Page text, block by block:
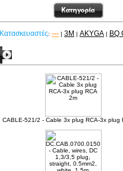
Κατασκευαστές: --- | 3M | AKYGA | BQ
CABLE-521/2 - Cable 3x plug RCA-3x plug